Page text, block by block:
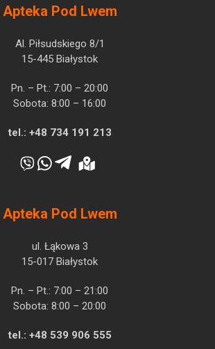
Apteka Pod Lwem
Al. Piłsudskiego 8/1
15-445 Białystok
Pn. – Pt.: 7:00 – 20:00
Sobota: 8:00 – 16:00
tel.: +48 734 191 213
Apteka Pod Lwem
ul. Łąkowa 3
15-017 Białystok
Pn. – Pt.: 7:00 – 21:00
Sobota: 8:00 – 20:00
tel.: +48 539 906 555